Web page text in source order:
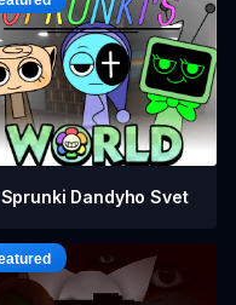
Sprunki Dandyho Svet